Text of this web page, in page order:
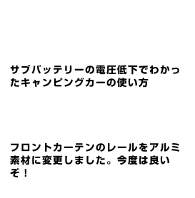
サブバッテリーの電圧低下でわかっ
たキャンピングカーの使い方
フロントカーテンのレールをアルミ
素材に変更しました。今度は良い
ぞ！